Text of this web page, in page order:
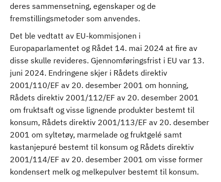
deres sammensetning, egenskaper og de
fremstillingsmetoder som anvendes.
Det ble vedtatt av EU-kommisjonen i
Europaparlamentet og Rådet 14. mai 2024 at fire av
disse skulle revideres. Gjennomføringsfrist i EU var 13.
juni 2024. Endringene skjer i Rådets direktiv
2001/110/EF av 20. desember 2001 om honning,
Rådets direktiv 2001/112/EF av 20. desember 2001
om fruktsaft og visse lignende produkter bestemt til
konsum, Rådets direktiv 2001/113/EF av 20. desember
2001 om syltetøy, marmelade og fruktgelé samt
kastanjepuré bestemt til konsum og Rådets direktiv
2001/114/EF av 20. desember 2001 om visse former
kondensert melk og melkepulver bestemt til konsum.